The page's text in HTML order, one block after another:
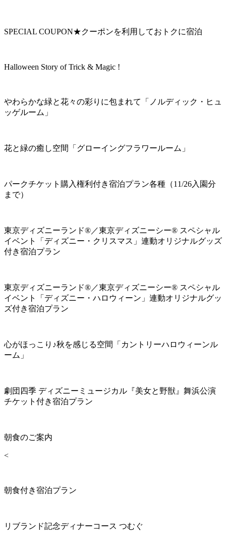
SPECIAL COUPON★クーポンを利用しておトクに宿泊
Halloween Story of Trick & Magic !
やわらかな緑と花々の彩りに包まれて「ノルディック・ヒュ
ッゲルーム」
花と緑の癒し空間「グローイングフラワールーム」
パークチケット購入権利付き宿泊プラン各種（11/26入園分
まで）
東京ディズニーランド®／東京ディズニーシー® スペシャル
イベント「ディズニー・クリスマス」連動オリジナルグッズ
付き宿泊プラン
東京ディズニーランド®／東京ディズニーシー® スペシャル
イベント「ディズニー・ハロウィーン」連動オリジナルグッ
ズ付き宿泊プラン
心がほっこり♪秋を感じる空間「カントリーハロウィーンル
ーム」
劇団四季 ディズニーミュージカル『美女と野獣』舞浜公演
チケット付き宿泊プラン
朝食のご案内
<
朝食付き宿泊プラン
リブランド記念ディナーコース つむぐ